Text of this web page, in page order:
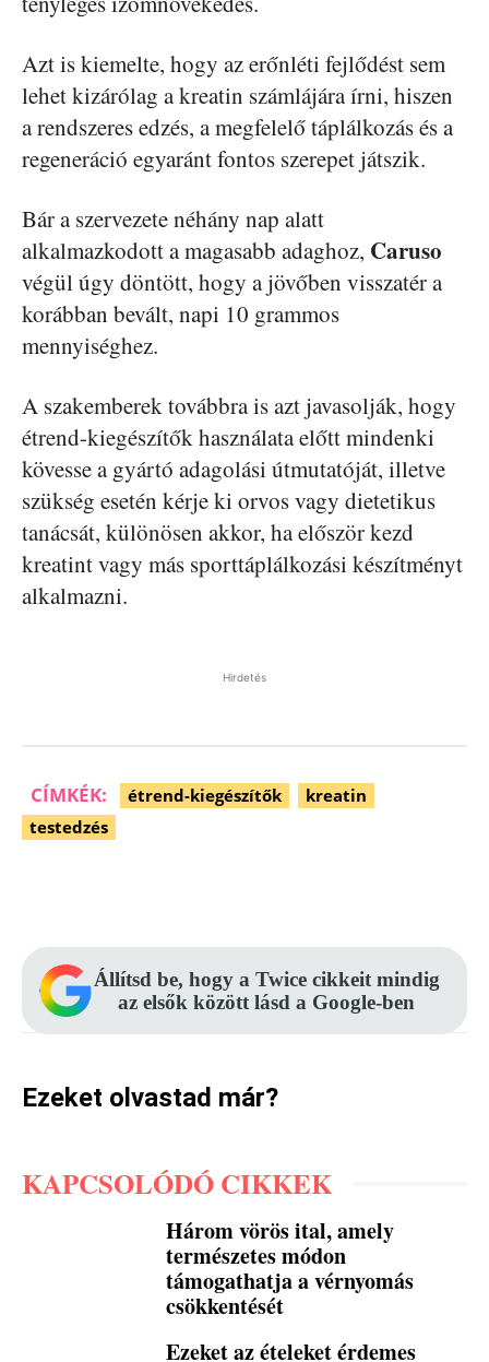
Azt is kiemelte, hogy az erőnléti fejlődést sem
lehet kizárólag a kreatin számlájára írni, hiszen
a rendszeres edzés, a megfelelő táplálkozás és a
regeneráció egyaránt fontos szerepet játszik.
Bár a szervezete néhány nap alatt
alkalmazkodott a magasabb adaghoz, Caruso
végül úgy döntött, hogy a jövőben visszatér a
korábban bevált, napi 10 grammos
mennyiséghez.
A szakemberek továbbra is azt javasolják, hogy
étrend-kiegészítők használata előtt mindenki
kövesse a gyártó adagolási útmutatóját, illetve
szükség esetén kérje ki orvos vagy dietetikus
tanácsát, különösen akkor, ha először kezd
kreatint vagy más sporttáplálkozási készítményt
alkalmazni.
Hirdetés
CÍMKÉK: étrend-kiegészítők
kreatin
testedzés
Állítsd be, hogy a Twice cikkeit mindig
az elsők között lásd a Google-ben
Ezeket olvastad már?
KAPCSOLÓDÓ CIKKEK
Három vörös ital, amely
természetes módon
támogathatja a vérnyomás
csökkentését
Ezeket az ételeket érdemes